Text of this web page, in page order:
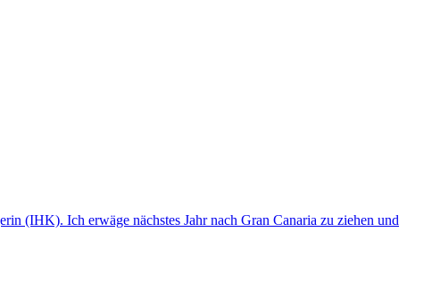
(IHK). Ich erwäge nächstes Jahr nach Gran Canaria zu ziehen und